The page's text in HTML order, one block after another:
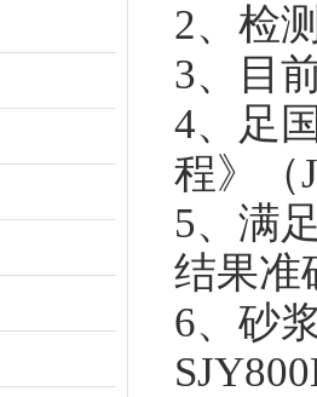
2、检
3、目
4、足
程》（
5、满
结果准
6、砂